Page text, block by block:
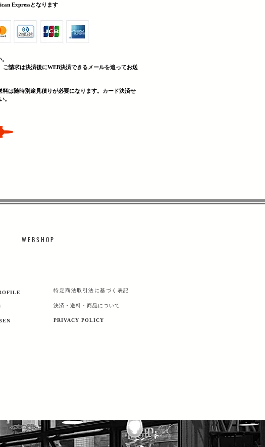
Expressとなります
ご請求は決済後にWEB決済できる メールを追ってお送
は随時別途見積りが必要になります。カード決済せ
。
W E B S H O P
特定商法取引法に基づく表記
決済・送料・商品について
PRIVACY POLICY